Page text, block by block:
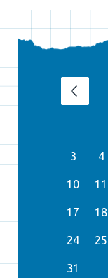
3 4
10 11
17 18
24 25
31